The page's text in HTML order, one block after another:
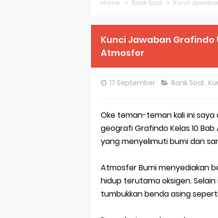
Bocoran 150
Gratis, Pre
50 Latihan
Home Bank Soal Kunci
Kunci Jawaban Grafindo
Atmosfer
17 September Bank Soal ,
Oke teman-teman kali ini saya
geografi Grafindo Kelas 10
yang menyelimuti bumi dan
Atmosfer Bumi menyediakan
hidup terutama oksigen.
tumbukkan benda asing